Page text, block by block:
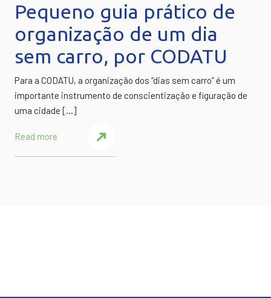
Pequeno guia prático de
organização de um dia
sem carro, por CODATU
Para a CODATU, a organização dos “dias sem carro” é um
importante instrumento de conscientização e figuração de
uma cidade […]
Read more